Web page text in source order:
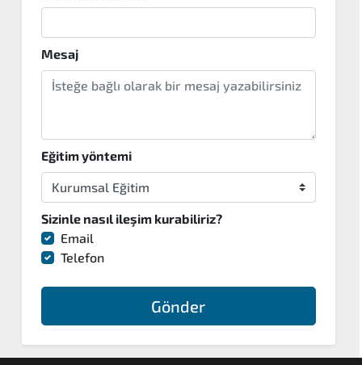
Mesaj
Eğitim yöntemi
Sizinle nasıl ileşim kurabiliriz?
Email
Telefon
Gönder